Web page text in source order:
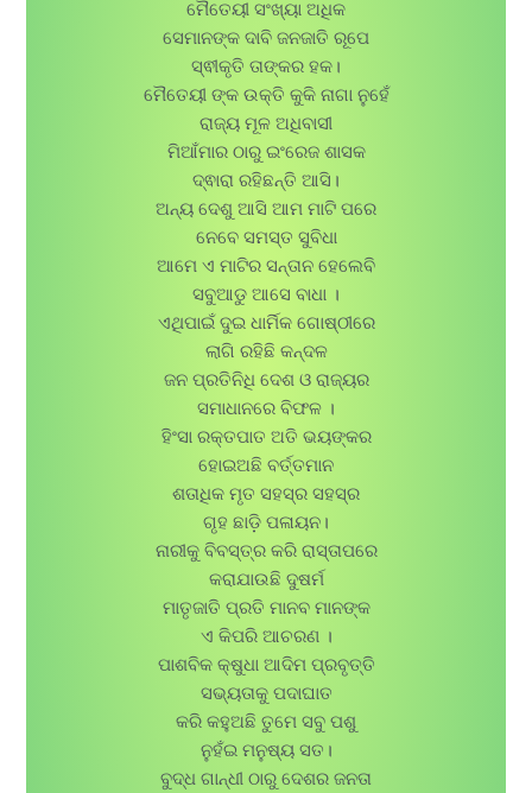
ମୈତେୟୀ ସଂଖ୍ୟା ଅଧିକ
ସେମାନଙ୍କ ଦାବି ଜନଜାତି ରୂପେ
ସ୍ଵୀକୃତି ତାଙ୍କର ହକ।
ମୈତେୟୀ ଙ୍କ ଉକ୍ତି କୁକି ନାଗା ନୁହେଁ
ରାଜ୍ୟ ମୂଳ ଅଧିବାସୀ
ମିଆଁମାର ଠାରୁ ଇଂରେଜ ଶାସକ
ଦ୍ଵାରା ରହିଛନ୍ତି ଆସି।
ଅନ୍ୟ ଦେଶୁ ଆସି ଆମ ମାଟି ପରେ
ନେବେ ସମସ୍ତ ସୁବିଧା
ଆମେ ଏ ମାଟିର ସନ୍ତାନ ହେଲେବି
ସବୁଆଡୁ ଆସେ ବାଧା ।
ଏଥିପାଇଁ ଦୁଇ ଧାର୍ମିକ ଗୋଷ୍ଠୀରେ
ଲାଗି ରହିଛି କନ୍ଦଳ
ଜନ ପ୍ରତିନିଧି ଦେଶ ଓ ରାଜ୍ୟର
ସମାଧାନରେ ବିଫଳ ।
ହିଂସା ରକ୍ତପାତ ଅତି ଭୟଙ୍କର
ହୋଇଅଛି ବର୍ତ୍ତମାନ
ଶତାଧିକ ମୃତ ସହସ୍ର ସହସ୍ର
ଗୃହ ଛାଡ଼ି ପଳାୟନ।
ନାରୀକୁ ବିବସ୍ତ୍ର କରି ରାସ୍ତାପରେ
କରାଯାଉଛି ଦୁଷର୍ମ
ମାତୃଜାତି ପ୍ରତି ମାନବ ମାନଙ୍କ
ଏ କିପରି ଆଚରଣ ।
ପାଶବିକ କ୍ଷୁଧା ଆଦିମ ପ୍ରବୃତ୍ତି
ସଭ୍ୟତାକୁ ପଦାଘାତ
କରି କହୁଅଛି ତୁମେ ସବୁ ପଶୁ
ନୁହଁଇ ମନୁଷ୍ୟ ସତ।
ବୁଦ୍ଧ ଗାନ୍ଧୀ ଠାରୁ ଦେଶର ଜନତା